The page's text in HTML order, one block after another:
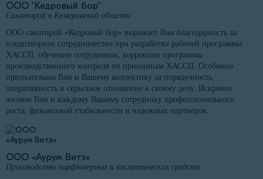
ООО "Кедровый бор"
Санаторий в Кемеровской области
ООО санаторий «Кедровый бор» выражает Вам благодарность за
плодотворное сотрудничество при разработке рабочей программы
ХАССП, обучении сотрудников, коррекции программы
производственного контроля по принципам ХАССП. Особенно
признательны Вам и Вашему коллективу за порядочность,
оперативность и серьезное отношение к своему делу. Искренне
желаем Вам и каждому Вашему сотруднику профессионального
роста, финансовой стабильности и надежных партнеров.
ООО «Аурум Витэ»
Производство парфюмерных и косметических средств